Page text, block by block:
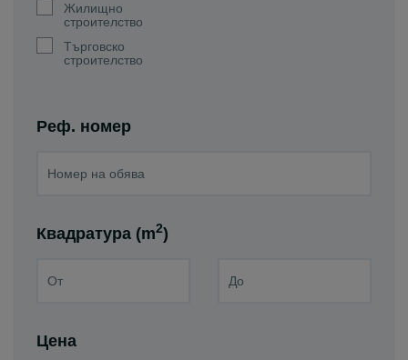
Жилищно
строителство
Търговско
строителство
Реф. номер
Квадратура (m2)
Цена